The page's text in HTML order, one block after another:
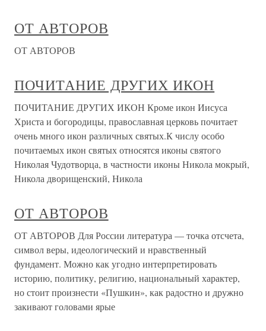
ОТ АВТОРОВ
ОТ АВТОРОВ
ПОЧИТАНИЕ ДРУГИХ ИКОН
ПОЧИТАНИЕ ДРУГИХ ИКОН Кроме икон Иисуса
Христа и богородицы, православная церковь почитает
очень много икон различных святых.К числу особо
почитаемых икон святых относятся иконы святого
Николая Чудотворца, в частности иконы Никола мокрый,
Никола дворищенский, Никола
ОТ АВТОРОВ
ОТ АВТОРОВ Для России литература — точка отсчета,
символ веры, идеологический и нравственный
фундамент. Можно как угодно интерпретировать
историю, политику, религию, национальный характер,
но стоит произнести «Пушкин», как радостно и дружно
закивают головами ярые